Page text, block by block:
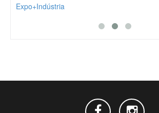
MISSÃO EMPRESARIAL FEBRATEX 2026